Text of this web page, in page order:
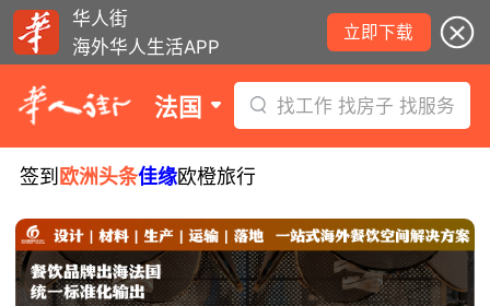
华人街
海外华人生活APP
立即下载
法国 找工作 找房子 找服务
签到 欧洲头条佳缘欧橙旅行